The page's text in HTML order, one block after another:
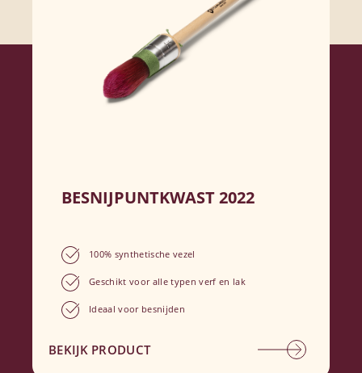
BESNIJPUNTKWAST 2022
100% synthetische vezel
Geschikt voor alle typen verf en lak
Ideaal voor besnijden
BEKIJK PRODUCT